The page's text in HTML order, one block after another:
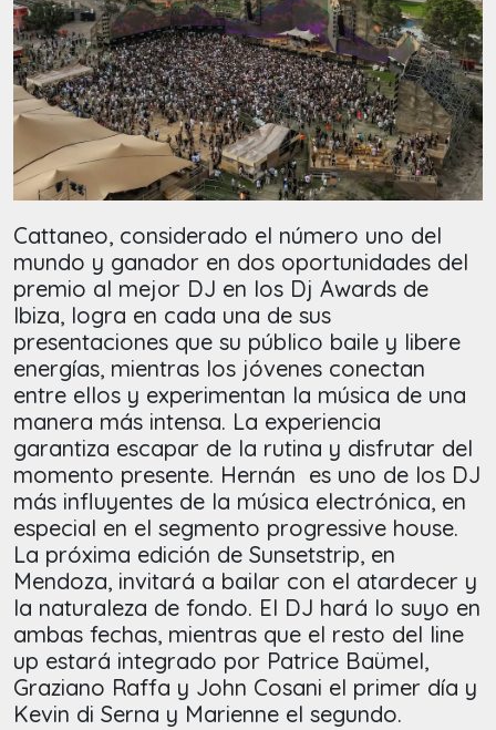
Cattaneo, considerado el número uno del
mundo y ganador en dos oportunidades del
premio al mejor DJ en los Dj Awards de
Ibiza, logra en cada una de sus
presentaciones que su público baile y libere
energías, mientras los jóvenes conectan
entre ellos y experimentan la música de una
manera más intensa. La experiencia
garantiza escapar de la rutina y disfrutar del
momento presente. Hernán es uno de los DJ
más influyentes de la música electrónica, en
especial en el segmento progressive house.
La próxima edición de Sunsetstrip, en
Mendoza, invitará a bailar con el atardecer y
la naturaleza de fondo. El DJ hará lo suyo en
ambas fechas, mientras que el resto del line
up estará integrado por Patrice Baümel,
Graziano Raffa y John Cosani el primer día y
Kevin di Serna y Marienne el segundo.